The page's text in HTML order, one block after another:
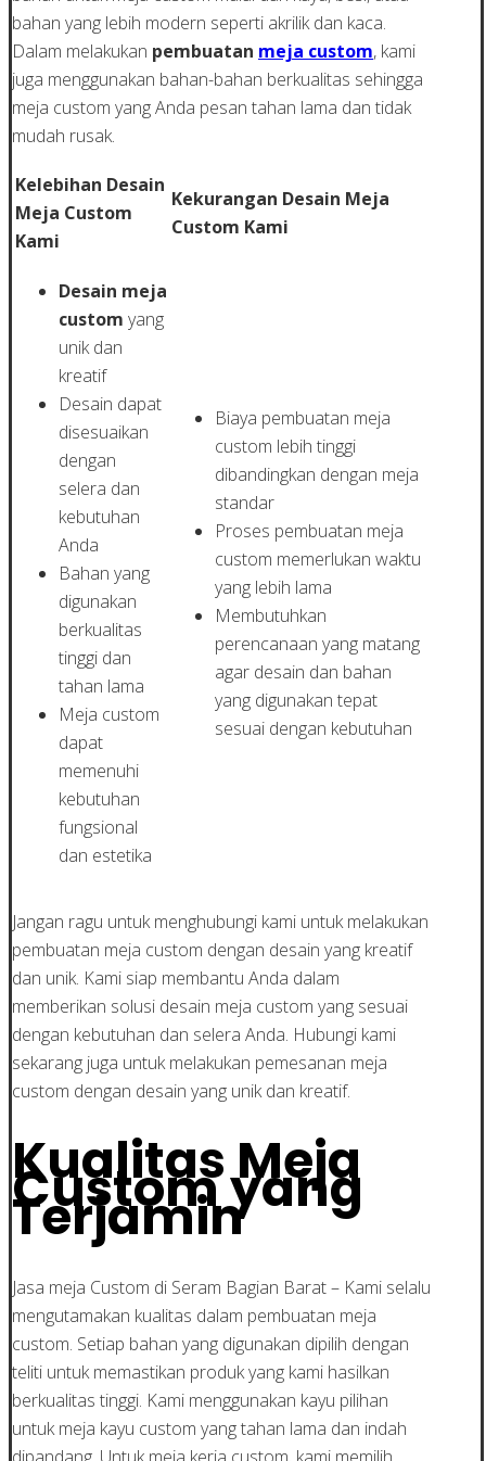
bahan yang lebih modern seperti akrilik dan kaca.
Dalam melakukan pembuatan meja custom, kami
juga menggunakan bahan-bahan berkualitas sehingga
meja custom yang Anda pesan tahan lama dan tidak
mudah rusak.
Kelebihan Desain
Meja Custom
Kami
Kekurangan Desain Meja
Custom Kami
Desain meja
custom yang
unik dan
kreatif
Desain dapat
disesuaikan
dengan
selera dan
kebutuhan
Anda
Bahan yang
digunakan
berkualitas
tinggi dan
tahan lama
Meja custom
dapat
memenuhi
kebutuhan
fungsional
dan estetika
Biaya pembuatan meja
custom lebih tinggi
dibandingkan dengan meja
standar
Proses pembuatan meja
custom memerlukan waktu
yang lebih lama
Membutuhkan
perencanaan yang matang
agar desain dan bahan
yang digunakan tepat
sesuai dengan kebutuhan
Jangan ragu untuk menghubungi kami untuk melakukan
pembuatan meja custom dengan desain yang kreatif
dan unik. Kami siap membantu Anda dalam
memberikan solusi desain meja custom yang sesuai
dengan kebutuhan dan selera Anda. Hubungi kami
sekarang juga untuk melakukan pemesanan meja
custom dengan desain yang unik dan kreatif.
Kualitas Meja
Custom yang
Terjamin
Jasa meja Custom di Seram Bagian Barat – Kami selalu
mengutamakan kualitas dalam pembuatan meja
custom. Setiap bahan yang digunakan dipilih dengan
teliti untuk memastikan produk yang kami hasilkan
berkualitas tinggi. Kami menggunakan kayu pilihan
untuk meja kayu custom yang tahan lama dan indah
dipandang. Untuk meja kerja custom, kami memilih